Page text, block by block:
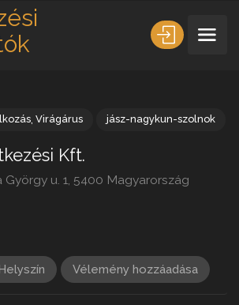
Kft.
György u. 1, 5400 Magyarország
Helyszín Vélemény hozzáadása